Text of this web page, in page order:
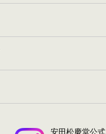
安田松慶堂公式